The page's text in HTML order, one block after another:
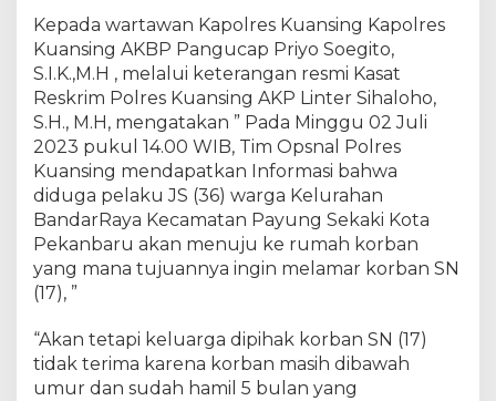
e
l
a
r
i
k
a
n
a
k
b
a
w
Kepada wartawan Kapolres Kuansing Kapolres
Kuansing AKBP Pangucap Priyo Soegito,
S.I.K.,M.H , melalui keterangan resmi Kasat
Reskrim Polres Kuansing AKP Linter Sihaloho,
S.H., M.H, mengatakan ” Pada Minggu 02 Juli
2023 pukul 14.00 WIB, Tim Opsnal Polres
Kuansing mendapatkan Informasi bahwa
diduga pelaku JS (36) warga Kelurahan
BandarRaya Kecamatan Payung Sekaki Kota
Pekanbaru akan menuju ke rumah korban
yang mana tujuannya ingin melamar korban SN
(17), ”
“Akan tetapi keluarga dipihak korban SN (17)
tidak terima karena korban masih dibawah
umur dan sudah hamil 5 bulan yang